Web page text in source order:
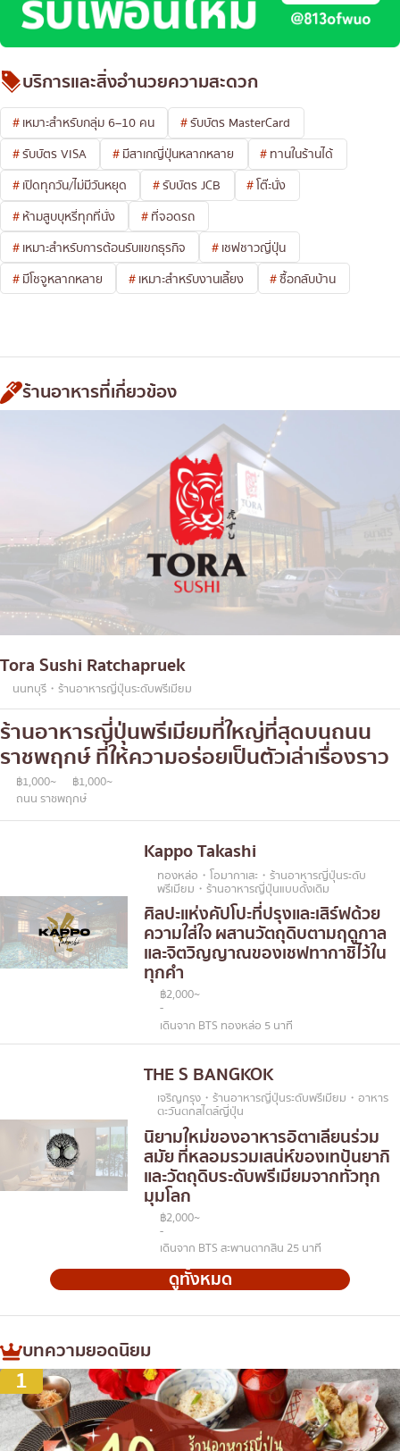
บริการและสิ่งอำนวยความสะดวก
เหมาะสำหรับกลุ่ม 6–10 คน
รับบัตร MasterCard
รับบัตร VISA
มีสาเกญี่ปุ่นหลากหลาย
ทานในร้านได้
เปิดทุกวัน/ไม่มีวันหยุด
รับบัตร JCB
โต๊ะนั่ง
ห้ามสูบบุหรี่ทุกที่นั่ง
ที่จอดรถ
เหมาะสำหรับการต้อนรับแขกธุรกิจ
เชฟชาวญี่ปุ่น
มีโชจูหลากหลาย
เหมาะสำหรับงานเลี้ยง ซื้อกลับบ้าน
ร้านอาหารที่เกี่ยวข้อง
Tora Sushi Ratchapruek
นนทบุรี・ร้านอาหารญี่ปุ่นระดับพรีเมียม
ร้านอาหารญี่ปุ่นพรีเมียมที่ใหญ่ที่สุดบนถนน
ราชพฤกษ์ ที่ให้ความอร่อยเป็นตัวเล่าเรื่องราว
฿1,000~
฿1,000~
ถนน ราชพฤกษ์
Kappo Takashi
ทองหล่อ・โอมากาเสะ・ร้านอาหารญี่ปุ่นระดับ
พรีเมียม・ร้านอาหารญี่ปุ่นแบบดั้งเดิม
ศิลปะแห่งคัปโปะที่ปรุงและเสิร์ฟด้วย
ความใส่ใจ ผสานวัตถุดิบตามฤดูกาล
และจิตวิญญาณของเชฟทากาชิไว้ใน
ทุกคำ
฿2,000~
-
เดินจาก BTS ทองหล่อ 5 นาที
THE S BANGKOK
เจริญกรุง・ร้านอาหารญี่ปุ่นระดับพรีเมียม・อาหาร
ตะวันตกสไตล์ญี่ปุ่น
นิยามใหม่ของอาหารอิตาเลียนร่วม
สมัย ที่หลอมรวมเสน่ห์ของเทปันยากิ
และวัตถุดิบระดับพรีเมียมจากทั่วทุก
มุมโลก
฿2,000~
-
เดินจาก BTS สะพานตากสิน 25 นาที
ดูทั้งหมด
บทความยอดนิยม
1